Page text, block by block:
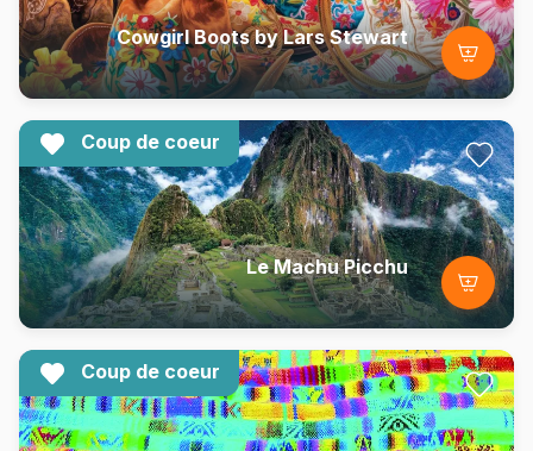
Cowgirl Boots by Lars Stewart
Coup de coeur
Le Machu Picchu
Coup de coeur